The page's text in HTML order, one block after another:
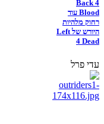
Back 4
Blood עוד
רחוק מלהיות
היורש של Left
4 Dead
עדי פרל